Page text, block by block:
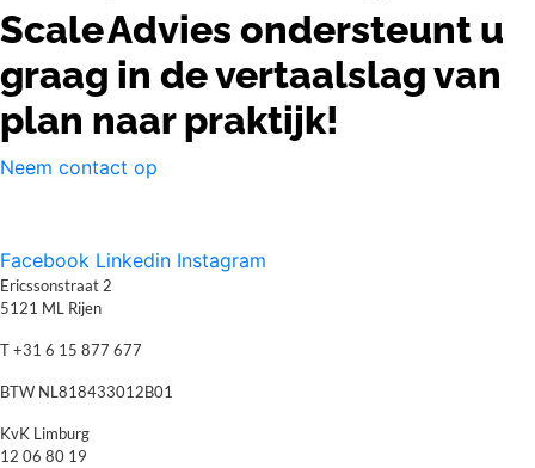
Scale Advies ondersteunt u
graag in de vertaalslag van
plan naar praktijk!
Neem contact op
Facebook Linkedin Instagram
Ericssonstraat 2
5121 ML Rijen
T +31 6 15 877 677
BTW NL818433012B01
KvK Limburg
12 06 80 19